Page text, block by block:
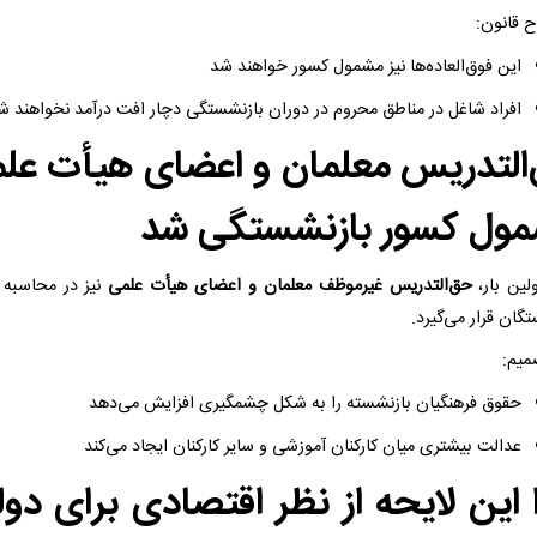
قانون:
این فوق‌العاده‌ها نیز مشمول کسور خواهند شد
افراد شاغل در مناطق محروم در دوران بازنشستگی دچار افت درآمد نخواهند
معلمان و اعضای هیأت
کسور بازنشستگی شد
بار،حق‌التدریس غیرموظف معلمان و اعضای هیأت علمی نیز در
قرار می‌گیرد.
حقوق فرهنگیان بازنشسته را به شکل چشمگیری افزایش می‌دهد
عدالت بیشتری میان کارکنان آموزشی و سایر کارکنان ایجاد می‌کند
این لایحه از نظر اقتصادی برای